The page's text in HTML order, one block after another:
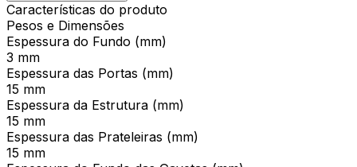
Características do produto
Pesos e Dimensões
Espessura do Fundo (mm)
3 mm
Espessura das Portas (mm)
15 mm
Espessura da Estrutura (mm)
15 mm
Espessura das Prateleiras (mm)
15 mm